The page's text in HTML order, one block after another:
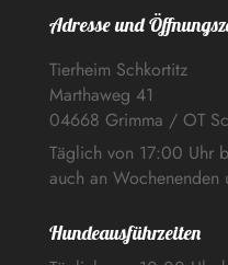
Adresse und
Tierheim Schkortitz
Marthaweg 41
04668 Grimma / OT
Täglich von 17:00 Uhr
auch an Wochenenden
Hundeausführzeiten